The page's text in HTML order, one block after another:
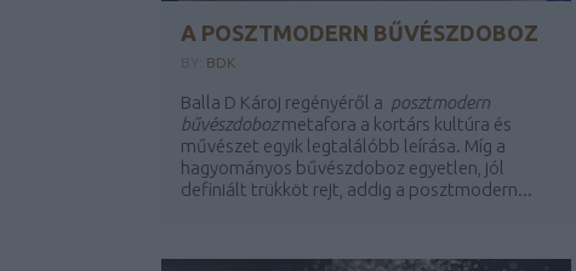
A POSZTMODERN BŰVÉSZDOBOZ
BDK
Balla D Károj regényéről a posztmodern
bűvészdobozmetafora a kortárs kultúra és
művészet egyik legtalálóbb leírása. Míg a
hagyományos bűvészdoboz egyetlen, jól
definiált trükköt rejt, addig a posztmodern...